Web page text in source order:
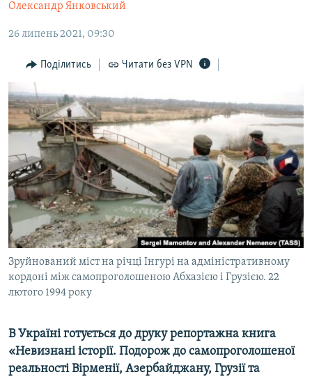
Перейти
до
ПОГЛЯД
ІНТЕРВ'Ю
ВСЕ ЗА ДЕНЬ
СПЕЦПРОЕКТИ
ДЕПОРТАЦІЯ
ВІДЕОУРОКИ «ELIFBE»
СВІДЧЕННЯ ОКУПАЦІЇ
УКРАЇНСЬКА ПРОБЛЕМА КРИМУ
ІНФОГРАФІКА
ЯК ОБІЙТИ БЛОКУВАННЯ
Русский
Qırımtatar
ДОЛУЧАЙСЯ!
Усі сайти RFE/RL
Олександр Янковський
26 липень 2021, 09:30
Поділитись Читати без VPN
Зруйнований міст на річці Інгурі на адміністративному
кордоні між самопроголошеною Абхазією і Грузією. 22
лютого 1994 року
В Україні готується до друку репортажна книга
«Невизнані історії. Подорож до самопроголошеної
реальності Вірменії, Азербайджану, Грузії та